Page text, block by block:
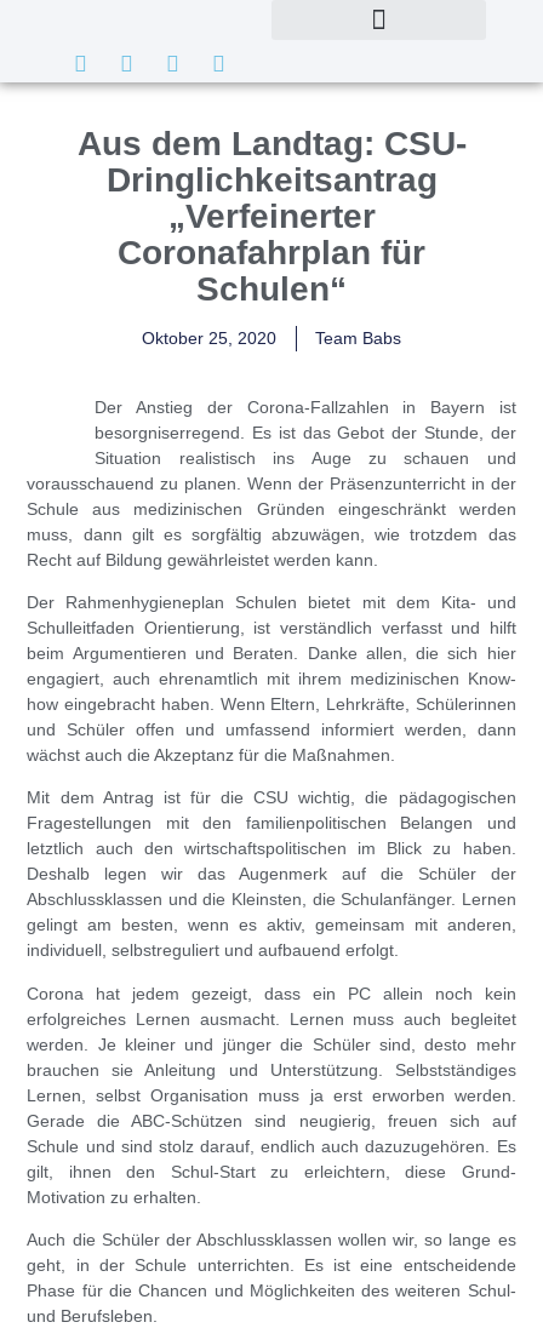
Aus dem Landtag: CSU-
Dringlichkeitsantrag
„Verfeinerter
Coronafahrplan für
Schulen“
Oktober 25, 2020 Team Babs
Der Anstieg der Corona-Fallzahlen in Bayern ist
besorgniserregend. Es ist das Gebot der Stunde, der
Situation realistisch ins Auge zu schauen und
vorausschauend zu planen. Wenn der Präsenzunterricht in der
Schule aus medizinischen Gründen eingeschränkt werden
muss, dann gilt es sorgfältig abzuwägen, wie trotzdem das
Recht auf Bildung gewährleistet werden kann.
Der Rahmenhygieneplan Schulen bietet mit dem Kita- und
Schulleitfaden Orientierung, ist verständlich verfasst und hilft
beim Argumentieren und Beraten. Danke allen, die sich hier
engagiert, auch ehrenamtlich mit ihrem medizinischen Know-
how eingebracht haben. Wenn Eltern, Lehrkräfte, Schülerinnen
und Schüler offen und umfassend informiert werden, dann
wächst auch die Akzeptanz für die Maßnahmen.
Mit dem Antrag ist für die CSU wichtig, die pädagogischen
Fragestellungen mit den familienpolitischen Belangen und
letztlich auch den wirtschaftspolitischen im Blick zu haben.
Deshalb legen wir das Augenmerk auf die Schüler der
Abschlussklassen und die Kleinsten, die Schulanfänger. Lernen
gelingt am besten, wenn es aktiv, gemeinsam mit anderen,
individuell, selbstreguliert und aufbauend erfolgt.
Corona hat jedem gezeigt, dass ein PC allein noch kein
erfolgreiches Lernen ausmacht. Lernen muss auch begleitet
werden. Je kleiner und jünger die Schüler sind, desto mehr
brauchen sie Anleitung und Unterstützung. Selbstständiges
Lernen, selbst Organisation muss ja erst erworben werden.
Gerade die ABC-Schützen sind neugierig, freuen sich auf
Schule und sind stolz darauf, endlich auch dazuzugehören. Es
gilt, ihnen den Schul-Start zu erleichtern, diese Grund-
Motivation zu erhalten.
Auch die Schüler der Abschlussklassen wollen wir, so lange es
geht, in der Schule unterrichten. Es ist eine entscheidende
Phase für die Chancen und Möglichkeiten des weiteren Schul-
und Berufsleben.